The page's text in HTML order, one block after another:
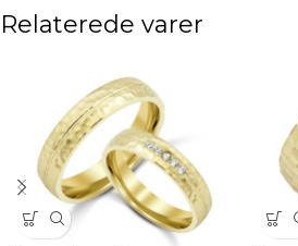
Relaterede varer